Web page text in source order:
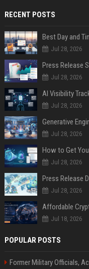
RECENT POSTS
Best Day and
Jul 28, 2026
Jul 28, 2026
AI Visibility
Jul 28, 2026
Generative
Jul 28, 2026
How to Get
Jul 28, 2026
Jul 28, 2026
Jul 18, 2026
POPULAR POSTS
Former Military Officials,